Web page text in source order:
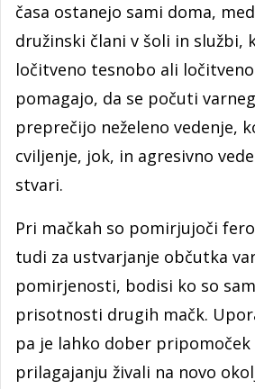
časa ostanejo sami doma,
družinski člani v šoli in službi,
ločitveno tesnobo ali
pomagajo, da se počuti
preprečijo neželeno vedenje,
cviljenje, jok, in agresivno
stvari.
Pri mačkah so pomirjujoči
tudi za ustvarjanje občutka
pomirjenosti, bodisi ko so
prisotnosti drugih mačk.
pa je lahko dober
prilagajanju živali na novo